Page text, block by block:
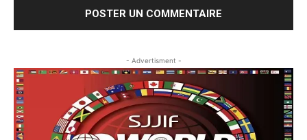
- Advertisment -